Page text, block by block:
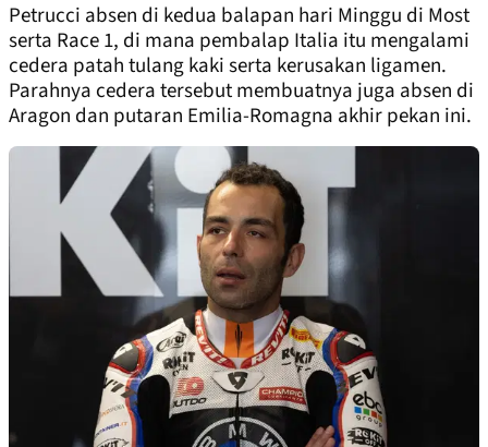
Petrucci absen di kedua balapan hari Minggu di Most
serta Race 1, di mana pembalap Italia itu mengalami
cedera patah tulang kaki serta kerusakan ligamen.
Parahnya cedera tersebut membuatnya juga absen di
Aragon dan putaran Emilia-Romagna akhir pekan ini.